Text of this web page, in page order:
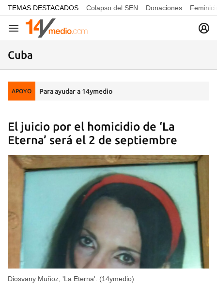
common.go-to-content
TEMAS DESTACADOS Colapso del SEN Donaciones
Navegación
Cuba
APOYO Para ayudar a 14ymedio
El juicio por el homicidio de ‘La
Eterna’ será el 2 de septiembre
Diosvany Muñoz, 'La Eterna'. (14ymedio)